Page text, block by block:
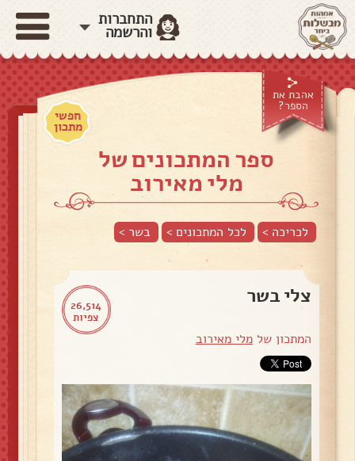
התחברות
והרשמה
אהבת את
הספר?
חפשי
מתכון
ספר המתכונים של
מלי מאירוב
לכריכה > לכל המתכונים > בשר >
26,514
צפיות
צלי בשר
המתכון שלמלי מאירוב